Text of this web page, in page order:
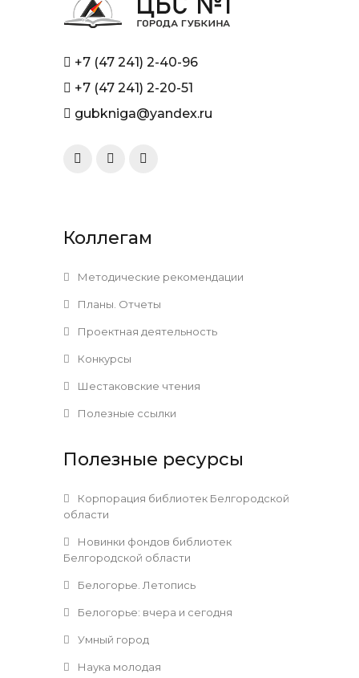
+7 (47 241) 2-40-96
+7 (47 241) 2-20-51
gubkniga@yandex.ru
Коллегам
Методические рекомендации
Планы. Отчеты
Проектная деятельность
Конкурсы
Шестаковские чтения
Полезные ссылки
Полезные ресурсы
Корпорация библиотек Белгородской
области
Новинки фондов библиотек
Белгородской области
Белогорье. Летопись
Белогорье: вчера и сегодня
Умный город
Наука молодая